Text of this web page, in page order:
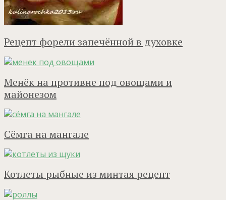
Рецепт форели запечённой в духовке
Менёк на противне под овощами и
майонезом
Сёмга на мангале
Котлеты рыбные из минтая рецепт